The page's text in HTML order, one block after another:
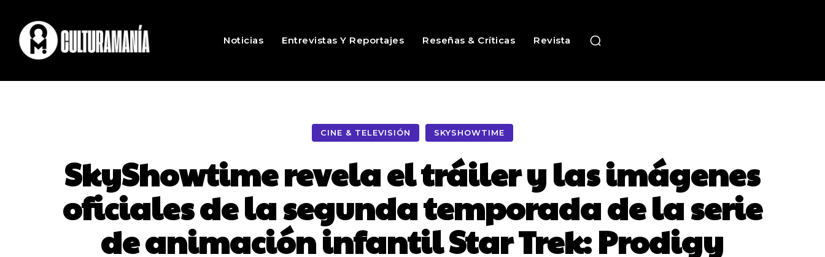
Noticias Entrevistas Y Reportajes Reseñas & Críticas Revista
CINE & TELEVISIÓN SKYSHOWTIME
SkyShowtime revela el tráiler y las imágenes
oficiales de la segunda temporada de la serie
de animación infantil Star Trek: Prodigy